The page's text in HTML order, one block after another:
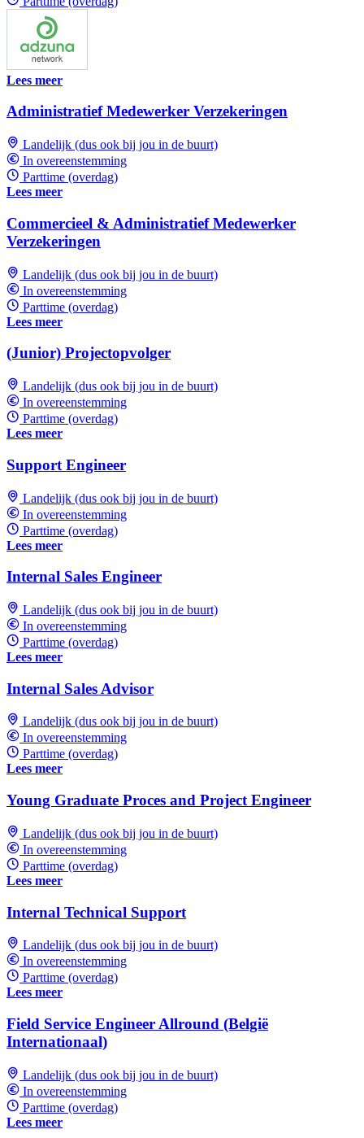
Lees meer
Administratief Medewerker Verzekeringen
Landelijk (dus ook bij jou in de buurt)
In overeenstemming
Parttime (overdag)
Lees meer
Commercieel & Administratief Medewerker
Verzekeringen
Landelijk (dus ook bij jou in de buurt)
In overeenstemming
Parttime (overdag)
Lees meer
(Junior) Projectopvolger
Landelijk (dus ook bij jou in de buurt)
In overeenstemming
Parttime (overdag)
Lees meer
Support Engineer
Landelijk (dus ook bij jou in de buurt)
In overeenstemming
Parttime (overdag)
Lees meer
Internal Sales Engineer
Landelijk (dus ook bij jou in de buurt)
In overeenstemming
Parttime (overdag)
Lees meer
Internal Sales Advisor
Landelijk (dus ook bij jou in de buurt)
In overeenstemming
Parttime (overdag)
Lees meer
Young Graduate Proces and Project Engineer
Landelijk (dus ook bij jou in de buurt)
In overeenstemming
Parttime (overdag)
Lees meer
Internal Technical Support
Landelijk (dus ook bij jou in de buurt)
In overeenstemming
Parttime (overdag)
Lees meer
Field Service Engineer Allround (België
Internationaal)
Landelijk (dus ook bij jou in de buurt)
In overeenstemming
Parttime (overdag)
Lees meer